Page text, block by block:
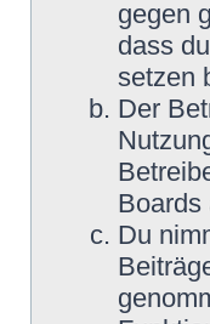
gegen
dass
setzen
Der
Boards
Du